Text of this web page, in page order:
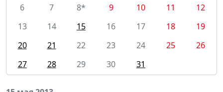
6
7 8* 9 10 11
12
13
14 15 16 17 18
19
20
21 22 23 24 25
26
27
28 29 30 31